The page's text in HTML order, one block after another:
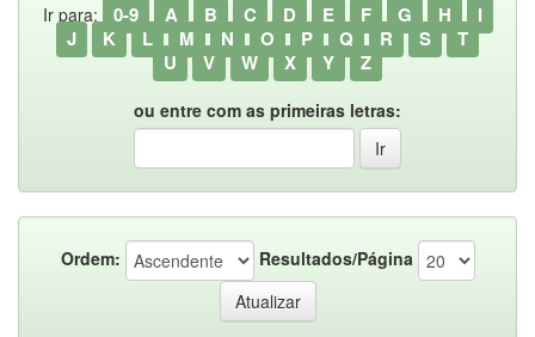
Ir para: 0-9 A B C D E F G H
I
J
K L M N O P Q R S
T
U
V W X Y Z
ou entre com as primeiras letras:
Ordem: Resultados/Página